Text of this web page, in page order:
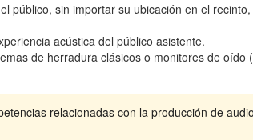
público, sin importar su ubicación en el
acústica del público asistente.
de herradura clásicos o monitores de
relacionadas con la producción de